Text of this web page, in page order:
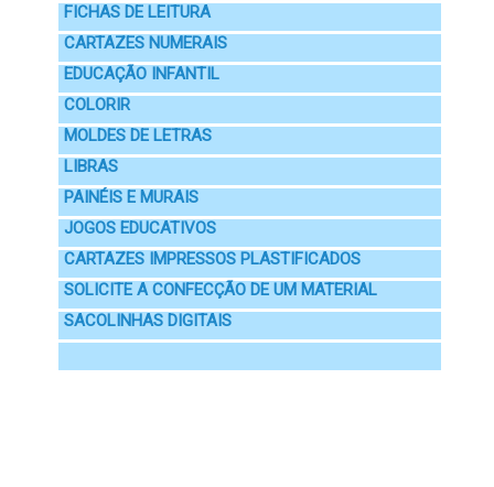
FICHAS DE LEITURA
CARTAZES NUMERAIS
EDUCAÇÃO INFANTIL
COLORIR
MOLDES DE LETRAS
LIBRAS
PAINÉIS E MURAIS
JOGOS EDUCATIVOS
CARTAZES IMPRESSOS PLASTIFICADOS
SOLICITE A CONFECÇÃO DE UM MATERIAL
SACOLINHAS DIGITAIS